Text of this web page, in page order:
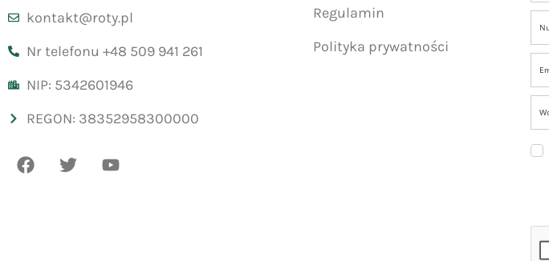
kontakt@roty.pl
Nr telefonu +48 509 941 261
NIP: 5342601946
REGON: 38352958300000
Regulamin
Polityka prywatności